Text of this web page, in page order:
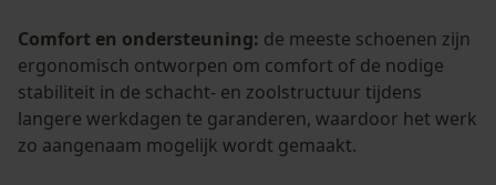
Comfort en ondersteuning: de meeste schoenen zijn
ergonomisch ontworpen om comfort of de nodige
stabiliteit in de schacht- en zoolstructuur tijdens
langere werkdagen te garanderen, waardoor het werk
zo aangenaam mogelijk wordt gemaakt.